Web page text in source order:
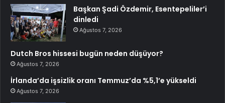
Başkan Şadi Özdemir, Esentepeliler’i
dinledi
Ağustos 7, 2026
Dutch Bros hissesi bugün neden düşüyor?
Ağustos 7, 2026
İrlanda’da işsizlik oranı Temmuz’da %5,1’e yükseldi
Ağustos 7, 2026